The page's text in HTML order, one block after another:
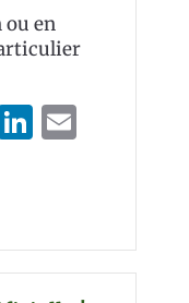
ou en
LinkedIn